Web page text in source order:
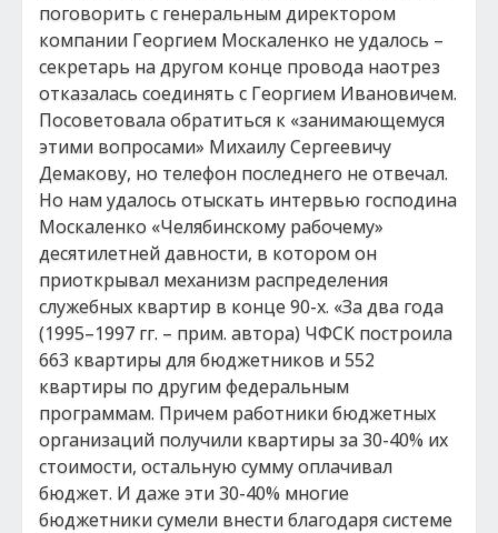
поговорить с генеральным директором
компании Георгием Москаленко не удалось –
секретарь на другом конце провода наотрез
отказалась соединять с Георгием Ивановичем.
Посоветовала обратиться к «занимающемуся
этими вопросами» Михаилу Сергеевичу
Демакову, но телефон последнего не отвечал.
Но нам удалось отыскать интервью господина
Москаленко «Челябинскому рабочему»
десятилетней давности, в котором он
приоткрывал механизм распределения
служебных квартир в конце 90-х. «За два года
(1995–1997 гг. – прим. автора) ЧФСК построила
663 квартиры для бюджетников и 552
квартиры по другим федеральным
программам. Причем работники бюджетных
организаций получили квартиры за 30-40% их
стоимости, остальную сумму оплачивал
бюджет. И даже эти 30-40% многие
бюджетники сумели внести благодаря системе